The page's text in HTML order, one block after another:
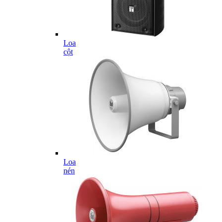
Loa
cột
Loa
nén